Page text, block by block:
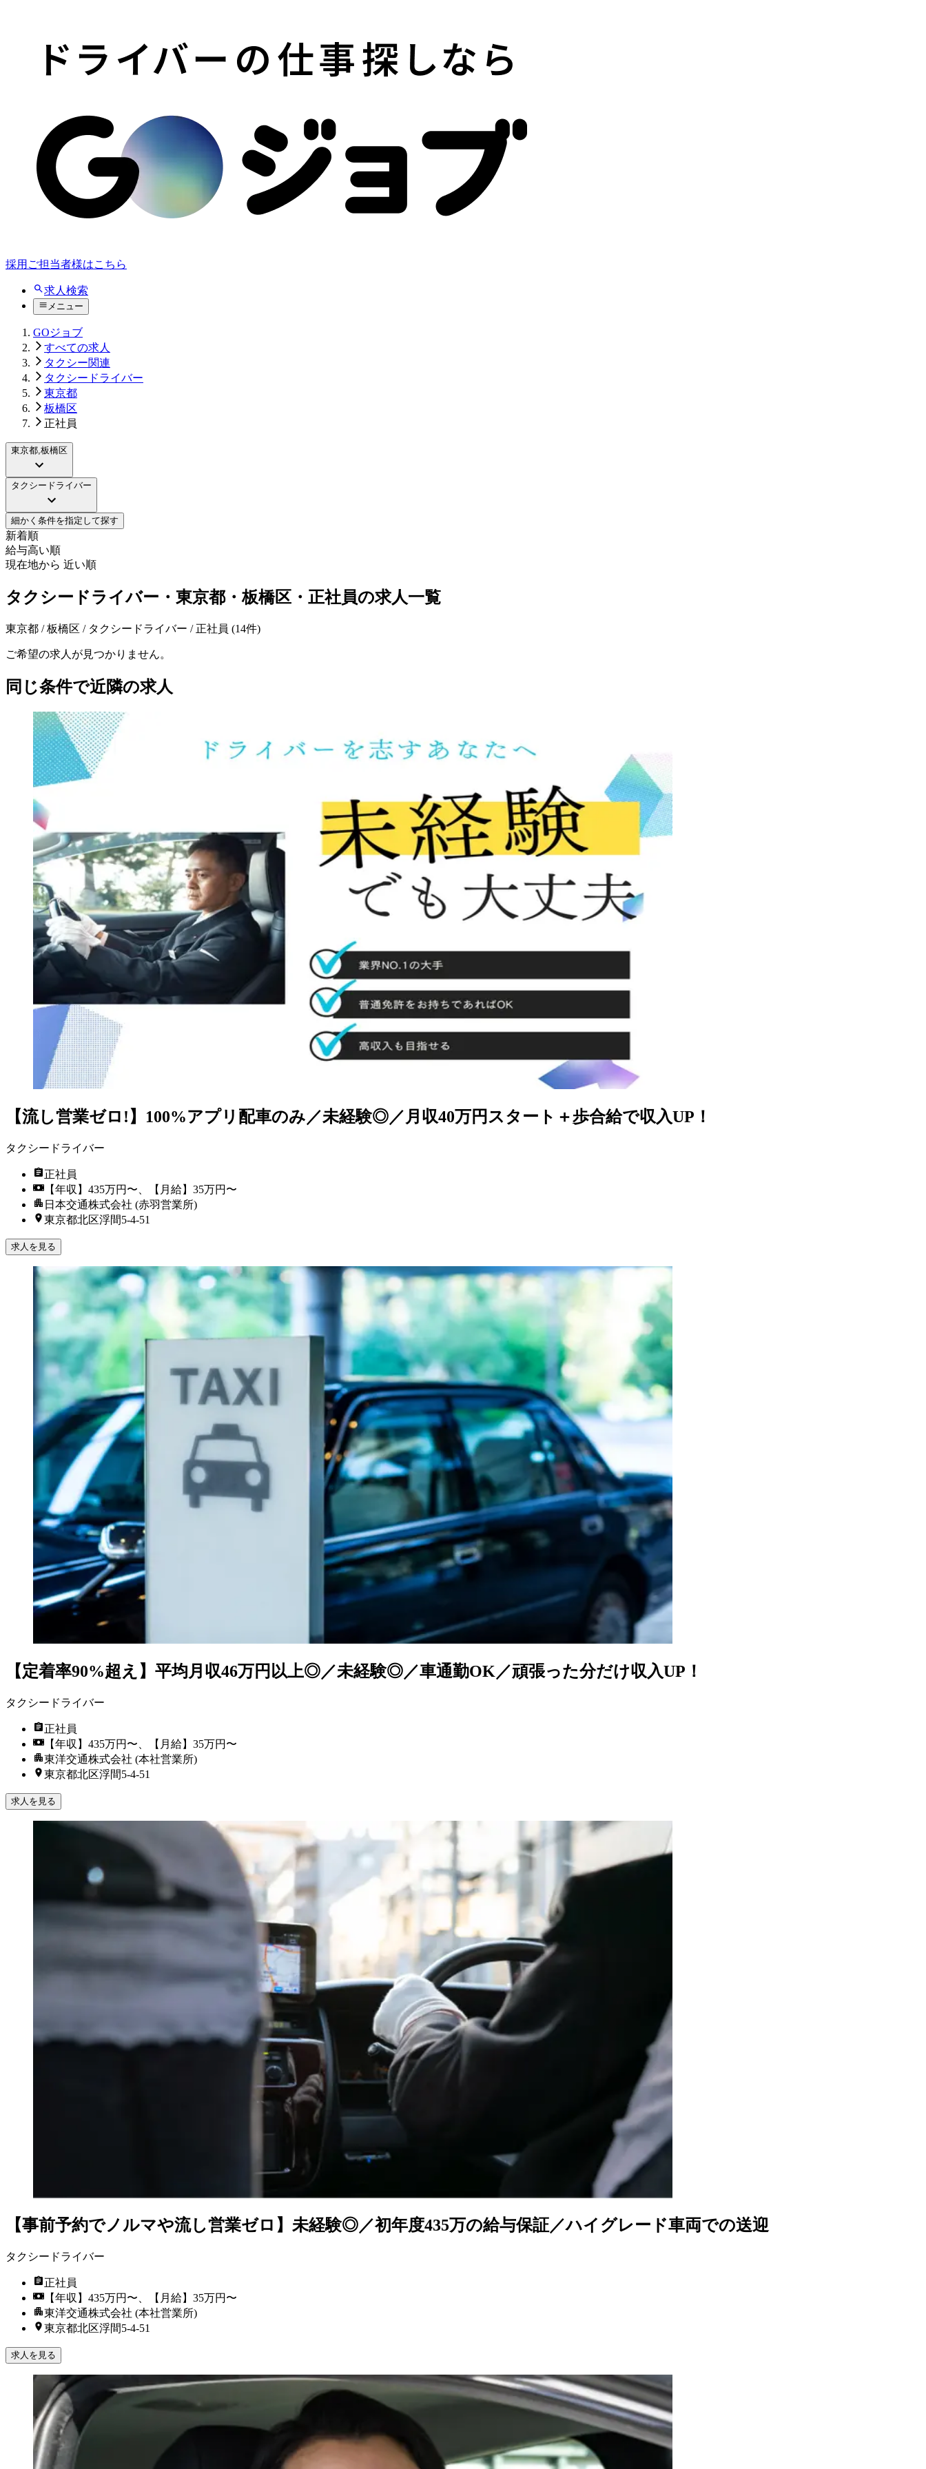
採用ご担当者様はこちら
求人検索
メニュー
GOジョブ
すべての求人
タクシー関連
タクシードライバー
東京都
板橋区
正社員
東京都,板橋区
タクシードライバー
細かく条件を指定して探す
新着順
給与高い順
現在地から 近い順
タクシードライバー・東京都・板橋区・正社員の求人一覧
東京都 / 板橋区 / タクシードライバー / 正社員 (14件)
ご希望の求人が見つかりません。
同じ条件で近隣の求人
【流し営業ゼロ!】100%アプリ配車のみ／未経験◎／月収40万円スタート＋歩合給で収入UP！
タクシードライバー
正社員
【年収】435万円〜、【月給】35万円〜
日本交通株式会社 (赤羽営業所)
東京都北区浮間5-4-51
求人を見る
【定着率90%超え】平均月収46万円以上◎／未経験◎／車通勤OK／頑張った分だけ収入UP！
タクシードライバー
正社員
【年収】435万円〜、【月給】35万円〜
東洋交通株式会社 (本社営業所)
東京都北区浮間5-4-51
求人を見る
【事前予約でノルマや流し営業ゼロ】未経験◎／初年度435万の給与保証／ハイグレード車両での送迎
タクシードライバー
正社員
【年収】435万円〜、【月給】35万円〜
東洋交通株式会社 (本社営業所)
東京都北区浮間5-4-51
求人を見る